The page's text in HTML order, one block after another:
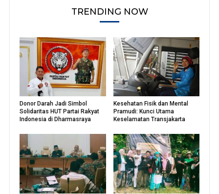
TRENDING NOW
Donor Darah Jadi Simbol
Solidaritas HUT Partai Rakyat
Indonesia di Dharmasraya
Kesehatan Fisik dan Mental
Pramudi: Kunci Utama
Keselamatan Transjakarta